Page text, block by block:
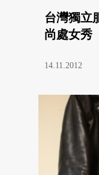
台灣獨立
尚處女秀
14.11.2012